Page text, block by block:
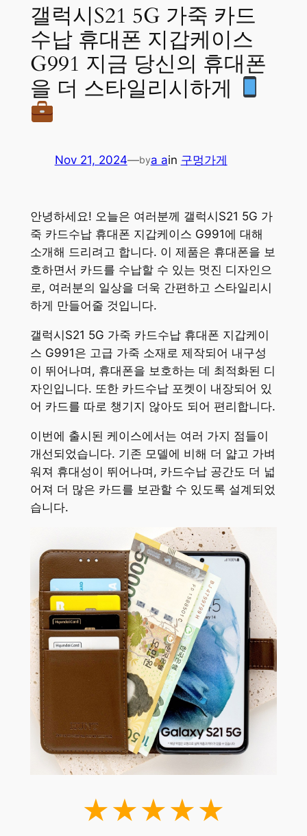
갤럭시S21 5G 가죽 카드
수납 휴대폰 지갑케이스
G991 지금 당신의 휴대폰
을 더 스타일리시하게
Nov 21, 2024—bya ain 구멍가게
안녕하세요! 오늘은 여러분께 갤럭시S21 5G 가
죽 카드수납 휴대폰 지갑케이스 G991에 대해
소개해 드리려고 합니다. 이 제품은 휴대폰을 보
호하면서 카드를 수납할 수 있는 멋진 디자인으
로, 여러분의 일상을 더욱 간편하고 스타일리시
하게 만들어줄 것입니다.
갤럭시S21 5G 가죽 카드수납 휴대폰 지갑케이
스 G991은 고급 가죽 소재로 제작되어 내구성
이 뛰어나며, 휴대폰을 보호하는 데 최적화된 디
자인입니다. 또한 카드수납 포켓이 내장되어 있
어 카드를 따로 챙기지 않아도 되어 편리합니다.
이번에 출시된 케이스에서는 여러 가지 점들이
개선되었습니다. 기존 모델에 비해 더 얇고 가벼
워져 휴대성이 뛰어나며, 카드수납 공간도 더 넓
어져 더 많은 카드를 보관할 수 있도록 설계되었
습니다.
★★★★★